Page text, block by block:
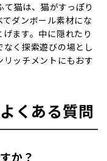
猫は、猫がすっぽり
ダンボール素材にな
ます。中に隠れたり
なく探索遊びの場とし
ッチメントにもおす
くある質問
か？